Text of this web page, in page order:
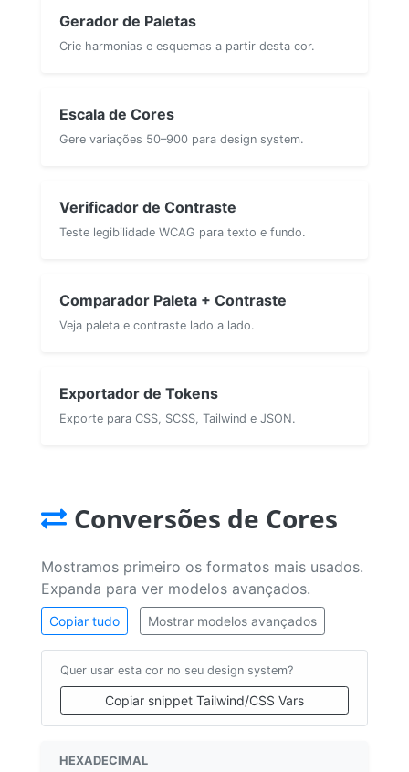
Gerador de Paletas
Crie harmonias e esquemas a partir desta cor.
Escala de Cores
Gere variações 50–900 para design system.
Verificador de Contraste
Teste legibilidade WCAG para texto e fundo.
Comparador Paleta + Contraste
Veja paleta e contraste lado a lado.
Exportador de Tokens
Exporte para CSS, SCSS, Tailwind e JSON.
Conversões de Cores
Mostramos primeiro os formatos mais usados.
Expanda para ver modelos avançados.
Copiar tudo Mostrar modelos avançados
Quer usar esta cor no seu design system?
Copiar snippet Tailwind/CSS Vars
HEXADECIMAL